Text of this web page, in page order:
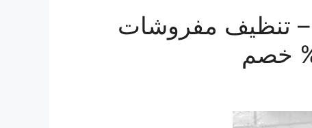
– تنظيف مفروشات